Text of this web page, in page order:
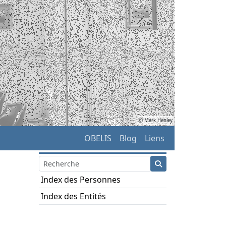
ⓒ Mark Henley
OBELIS Blog Liens
Index des Personnes
Index des Entités